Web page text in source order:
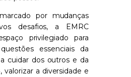
por mudanças
desafios, a EMRC
privilegiado para
essenciais da
cuidar dos outros e da
valorizar a diversidade e